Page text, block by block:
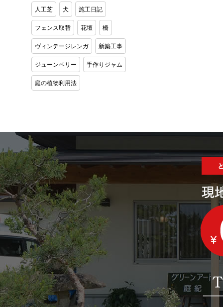
人工芝 犬 施工日記
フェンス取替 花壇 橋
ヴィンテージレンガ 新築工事
ジューンベリー 手作りジャム
庭の植物利用法